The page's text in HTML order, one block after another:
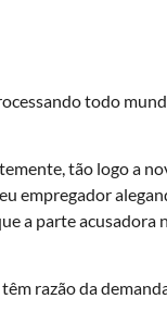
todo
tão logo a
empregador
a parte acusadora
razão da